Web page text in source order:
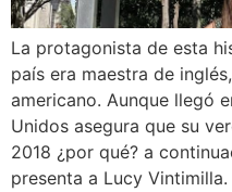
La protagonista de esta
país era maestra de
americano. Aunque llegó
Unidos asegura que su
2018 ¿por qué? a
presenta a Lucy